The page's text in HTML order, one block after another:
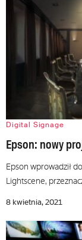
Digital Signage
Epson: nowy
Epson wprowadził
Lightscene,
8 kwietnia, 2021